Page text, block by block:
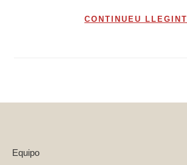
CONTINUEU LLEGINT
Equipo